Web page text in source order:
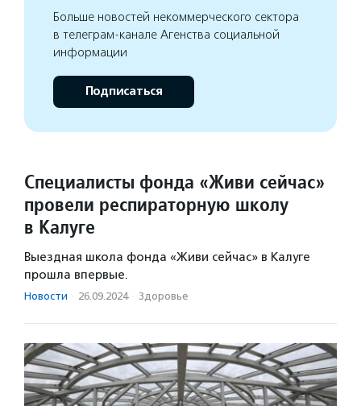
Больше новостей некоммерческого сектора
в телеграм-канале Агенства социальной
информации
Подписаться
Специалисты фонда «Живи сейчас»
провели респираторную школу
в Калуге
Выездная школа фонда «Живи сейчас» в Калуге
прошла впервые.
Новости · 26.09.2024 · Здоровье